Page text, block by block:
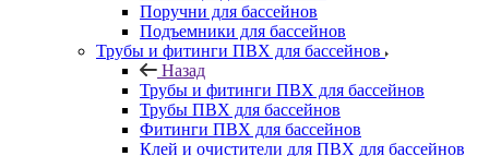
Поручни для бассейнов
Подъемники для бассейнов
Трубы и фитинги ПВХ для бассейнов
Назад
Трубы и фитинги ПВХ для бассейнов
Трубы ПВХ для бассейнов
Фитинги ПВХ для бассейнов
Клей и очистители для ПВХ для бассейнов